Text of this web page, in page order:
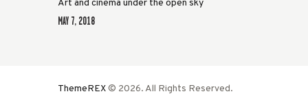
Art and cinema under the open sky
MAY 7, 2018
ThemeREX© 2026. All Rights Reserved.